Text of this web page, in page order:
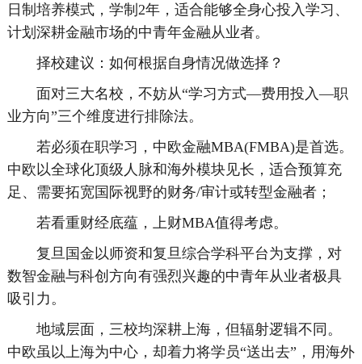
日制培养模式，学制2年，适合能够全身心投入学习、
计划深耕金融市场的中青年金融从业者。
择校建议：如何根据自身情况做选择？
面对三大名校，不妨从“学习方式—费用投入—职
业方向”三个维度进行排除法。
若必须在职学习，中欧金融MBA(FMBA)是首选。
中欧以全球化顶级人脉和海外模块见长，适合预算充
足、需要拓宽国际视野的财务/审计或转型金融者；
若看重财经底蕴，上财MBA值得考虑。
复旦国金以师资和复旦综合学科平台为支撑，对
数智金融与科创方向有强烈兴趣的中青年从业者极具
吸引力。
地域层面，三校均深耕上海，但辐射逻辑不同。
中欧虽以上海为中心，却着力将学员“送出去”，用海外